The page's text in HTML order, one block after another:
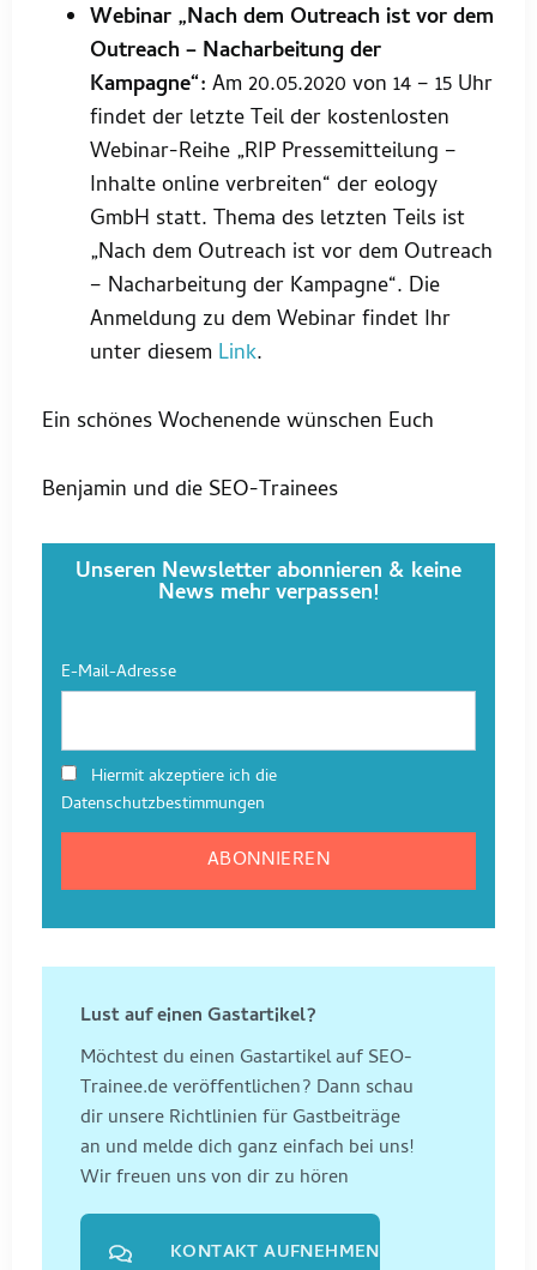
Webinar „Nach dem Outreach ist vor dem
Outreach – Nacharbeitung der
Kampagne“: Am 20.05.2020 von 14 – 15 Uhr
findet der letzte Teil der kostenlosten
Webinar-Reihe „RIP Pressemitteilung –
Inhalte online verbreiten“ der eology
GmbH statt. Thema des letzten Teils ist
„Nach dem Outreach ist vor dem Outreach
– Nacharbeitung der Kampagne“. Die
Anmeldung zu dem Webinar findet Ihr
unter diesem Link.
Ein schönes Wochenende wünschen Euch
Benjamin und die SEO-Trainees
Unseren Newsletter abonnieren & keine
News mehr verpassen!
E-Mail-Adresse
Hiermit akzeptiere ich die
Datenschutzbestimmungen
Lust auf einen Gastartikel?
Möchtest du einen Gastartikel auf SEO-
Trainee.de veröffentlichen? Dann schau
dir unsere Richtlinien für Gastbeiträge
an und melde dich ganz einfach bei uns!
Wir freuen uns von dir zu hören
KONTAKT AUFNEHMEN